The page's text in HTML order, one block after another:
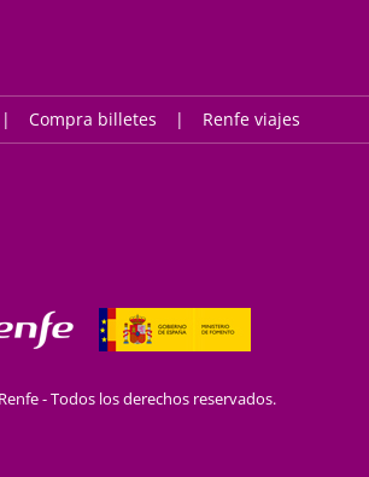
Compra billetes Renfe viajes
- Todos los derechos reservados.